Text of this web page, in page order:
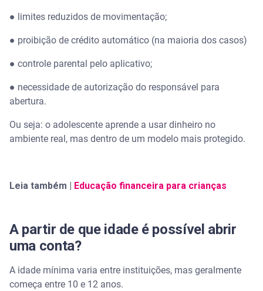
Quais recursos são mais importantes em uma
conta jovem?
Conheça o Serasa Crédito: compare opções com
mais segurança
Qual a melhor conta bancária para adolescentes?
Qual Pix é para criança?
Conta Kids Inter tem Pix?
Conta para adolescente pode ter cartão de crédito?
● limites reduzidos de movimentação;
● proibição de crédito automático (na maioria dos casos)
● controle parental pelo aplicativo;
● necessidade de autorização do responsável para
abertura.
Ou seja: o adolescente aprende a usar dinheiro no
ambiente real, mas dentro de um modelo mais protegido.
Leia também | Educação financeira para crianças
A partir de que idade é possível abrir
uma conta?
A idade mínima varia entre instituições, mas geralmente
começa entre 10 e 12 anos.